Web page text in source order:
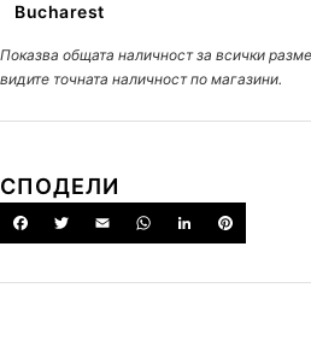
Bucharest
Показва общата наличност за всички
видите точната наличност по магазини.
СПОДЕЛИ